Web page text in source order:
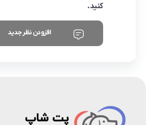
کنید.
افزودن نظر جدید